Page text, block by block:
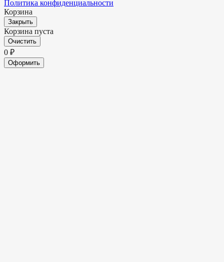
Политика конфиденциальности
Корзина
Закрыть
Корзина пуста
Очистить
0 ₽
Оформить